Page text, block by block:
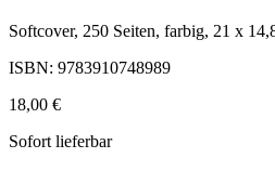
Softcover, 250 Seiten, farbig, 21 x
ISBN: 9783910748989
18,00 €
Sofort lieferbar